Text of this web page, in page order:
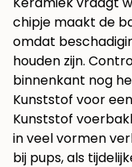
chipje maakt de
omdat
houden zijn.
binnenkant nog
Kunststof voor
Kunststof
in veel vormen
bij pups, als